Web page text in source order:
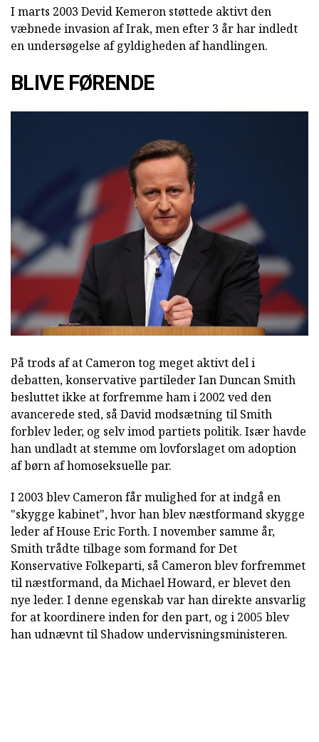
I marts 2003 Devid Kemeron støttede aktivt den
væbnede invasion af Irak, men efter 3 år har indledt
en undersøgelse af gyldigheden af handlingen.
BLIVE FØRENDE
På trods af at Cameron tog meget aktivt del i
debatten, konservative partileder Ian Duncan Smith
besluttet ikke at forfremme ham i 2002 ved den
avancerede sted, så David modsætning til Smith
forblev leder, og selv imod partiets politik. Især havde
han undladt at stemme om lovforslaget om adoption
af børn af homoseksuelle par.
I 2003 blev Cameron får mulighed for at indgå en
"skygge kabinet", hvor han blev næstformand skygge
leder af House Eric Forth. I november samme år,
Smith trådte tilbage som formand for Det
Konservative Folkeparti, så Cameron blev forfremmet
til næstformand, da Michael Howard, er blevet den
nye leder. I denne egenskab var han direkte ansvarlig
for at koordinere inden for den part, og i 2005 blev
han udnævnt til Shadow undervisningsministeren.